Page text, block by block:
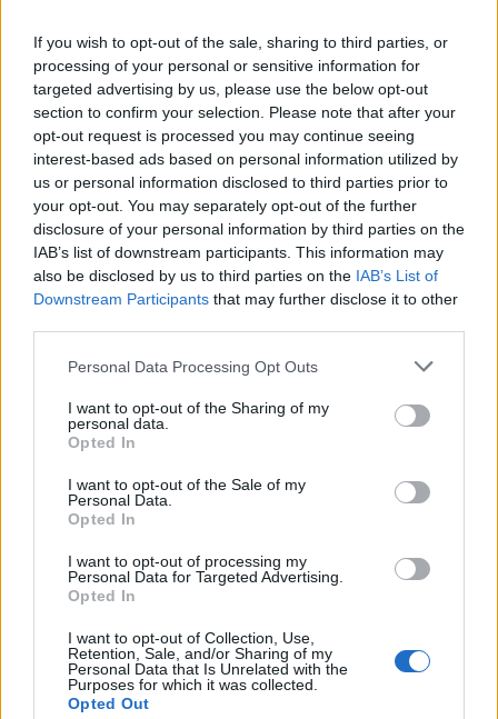
If you wish to opt-out of the sale, sharing to third parties, or
processing of your personal or sensitive information for
targeted advertising by us, please use the below opt-out
section to confirm your selection. Please note that after your
opt-out request is processed you may continue seeing
interest-based ads based on personal information utilized by
us or personal information disclosed to third parties prior to
your opt-out. You may separately opt-out of the further
disclosure of your personal information by third parties on the
IAB’s list of downstream participants. This information may
also be disclosed by us to third parties on the IAB’s List of
Downstream Participants that may further disclose it to other
Personal Data Processing Opt Outs
I want to opt-out of the Sharing of my
personal data.
Opted In
I want to opt-out of the Sale of my
Personal Data.
Opted In
I want to opt-out of processing my
Personal Data for Targeted Advertising.
Opted In
I want to opt-out of Collection, Use,
Retention, Sale, and/or Sharing of my
Personal Data that Is Unrelated with the
Purposes for which it was collected.
Opted Out
Nessun biglietto a
FOOTBALLTICKETPAD
BigliettiVIAGOGO COMPRARE
BIGLIETTI
Nessun biglietto a
FOOTBALLTICKETNET
Nessun biglietto a
P1TRAVEL
Nessun biglietto a
CDISCOUNT
Nessun biglietto a
TICKETMASTER
Nessun biglietto a
FNAC
Nessun biglietto a
CARREFOUR
Prossime partite Irlanda
24/09
Israele
Irlanda 01/10 Austria